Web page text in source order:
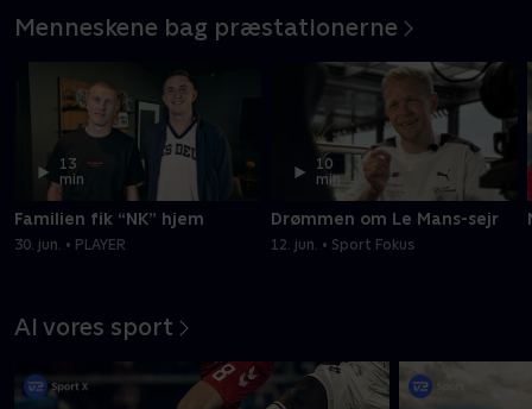
Menneskene bag præstationerne
13
min
Familien fik “NK” hjem
30. jun. • PLAYER
10
min
Drømmen om Le Mans-sejr
12. jun. • Sport Fokus
Al vores sport